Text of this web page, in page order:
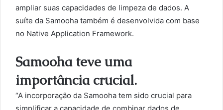
ampliar suas capacidades de limpeza de dados. A
suíte da Samooha também é desenvolvida com base
no Native Application Framework.
Samooha teve uma
importância crucial.
“A incorporação da Samooha tem sido crucial para